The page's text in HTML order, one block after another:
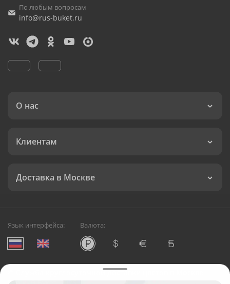
По любым вопросам
info@rus-buket.ru
О нас
Клиентам
Доставка в Москве
Язык интерфейса: Валюта:
Служба круглосуточной доставки цветов в Москве